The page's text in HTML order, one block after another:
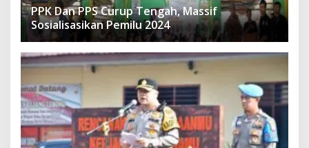
PPK Dan PPS Curup Tengah, Massif
Sosialisasikan Pemilu 2024